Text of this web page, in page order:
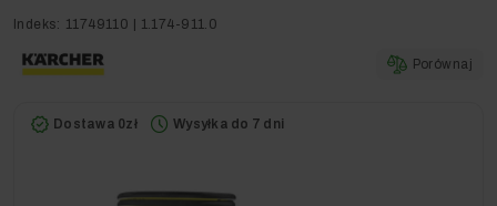
Indeks: 11749110 | 1.174-911.0
Porównaj
Dostawa 0zł Wysyłka do 7 dni